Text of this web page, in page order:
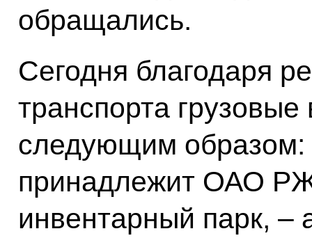
обращались.
Сегодня благодаря
транспорта
следующим образом:
принадлежит ОАО
инвентарный парк, –